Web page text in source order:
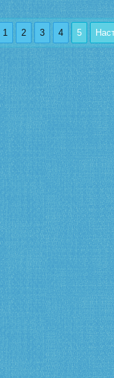
1 2 3 4 5